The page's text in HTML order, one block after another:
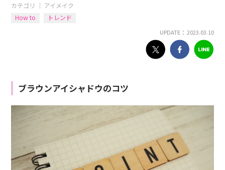
カテゴリ ｜ アイメイク
How to
トレンド
UPDATE： 2023.03.10
ブラウンアイシャドウのコツ